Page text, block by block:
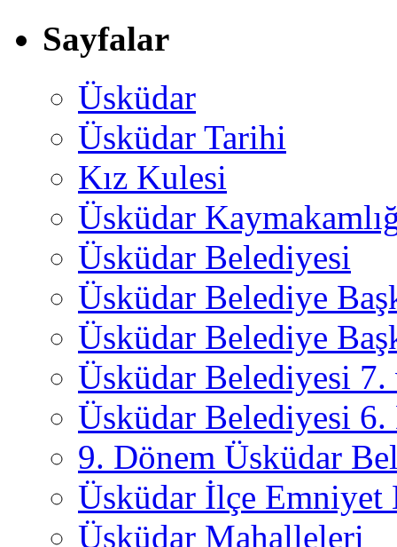
Sayfalar
Üsküdar
Üsküdar Tarihi
Kız Kulesi
Üsküdar
Üsküdar Belediyesi
Üsküdar Belediye
Üsküdar Belediye
Üsküdar Belediyesi
Üsküdar Belediyesi 6.
9. Dönem Üsküdar
Üsküdar İlçe
Üsküdar Mahalleleri